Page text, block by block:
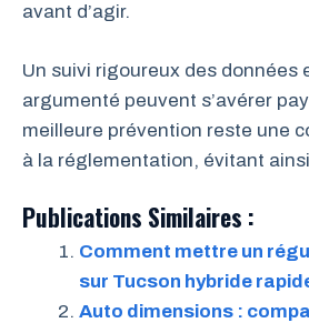
avant d’agir.
Un suivi rigoureux des données
argumenté peuvent s’avérer
meilleure prévention reste une
à la réglementation, évitant
Publications Similaires :
Comment mettre un
sur Tucson hybride
Auto dimensions :